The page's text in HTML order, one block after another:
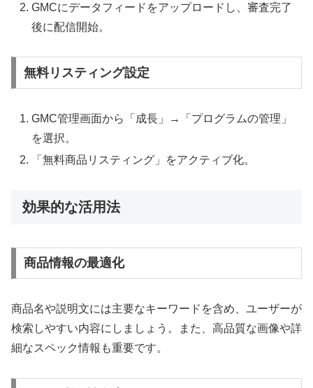
GMCにデータフィードをアップロードし、審査完了
後に配信開始。
無料リスティング設定
GMC管理画面から「成長」→「プログラムの管理」
を選択。
「無料商品リスティング」をアクティブ化。
効果的な活用法
商品情報の最適化
商品名や説明文には主要なキーワードを含め、ユーザーが
検索しやすい内容にしましょう。また、高品質な画像や詳
細なスペック情報も重要です。